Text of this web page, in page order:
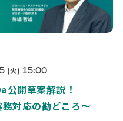
(火) 15:00
公開草案解説！
対応の勘どころ〜